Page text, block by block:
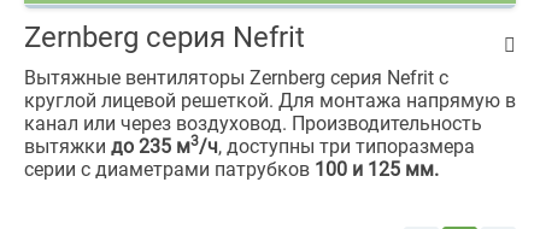
Zernberg cерия Nefrit
Вытяжные вентиляторы Zernberg cерия Nefrit с
круглой лицевой решеткой. Для монтажа напрямую в
канал или через воздуховод. Производительность
вытяжки до 235 м3/ч, доступны три типоразмера
серии с диаметрами патрубков 100 и 125 мм.